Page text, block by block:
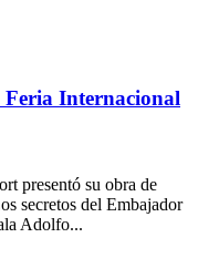
Internacional
presentó su obra de
secretos del Embajador
Adolfo...